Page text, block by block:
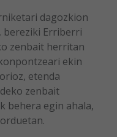
dagozkion
bereziki Erriberri
zenbait herritan
ekin
etenda
zenbait
behera egin ahala,